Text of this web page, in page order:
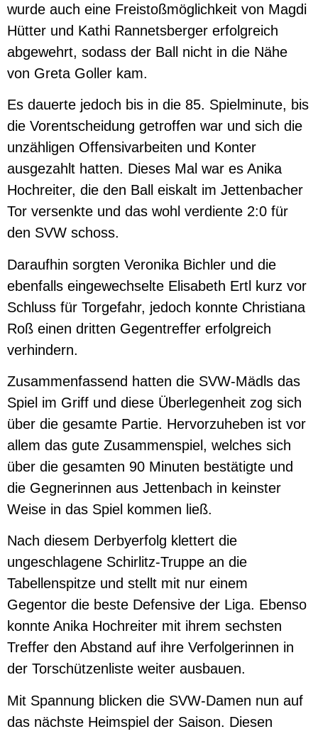
wurde auch eine Freistoßmöglichkeit von Magdi
Hütter und Kathi Rannetsberger erfolgreich
abgewehrt, sodass der Ball nicht in die Nähe
von Greta Goller kam.
Es dauerte jedoch bis in die 85. Spielminute, bis
die Vorentscheidung getroffen war und sich die
unzähligen Offensivarbeiten und Konter
ausgezahlt hatten. Dieses Mal war es Anika
Hochreiter, die den Ball eiskalt im Jettenbacher
Tor versenkte und das wohl verdiente 2:0 für
den SVW schoss.
Daraufhin sorgten Veronika Bichler und die
ebenfalls eingewechselte Elisabeth Ertl kurz vor
Schluss für Torgefahr, jedoch konnte Christiana
Roß einen dritten Gegentreffer erfolgreich
verhindern.
Zusammenfassend hatten die SVW-Mädls das
Spiel im Griff und diese Überlegenheit zog sich
über die gesamte Partie. Hervorzuheben ist vor
allem das gute Zusammenspiel, welches sich
über die gesamten 90 Minuten bestätigte und
die Gegnerinnen aus Jettenbach in keinster
Weise in das Spiel kommen ließ.
Nach diesem Derbyerfolg klettert die
ungeschlagene Schirlitz-Truppe an die
Tabellenspitze und stellt mit nur einem
Gegentor die beste Defensive der Liga. Ebenso
konnte Anika Hochreiter mit ihrem sechsten
Treffer den Abstand auf ihre Verfolgerinnen in
der Torschützenliste weiter ausbauen.
Mit Spannung blicken die SVW-Damen nun auf
das nächste Heimspiel der Saison. Diesen